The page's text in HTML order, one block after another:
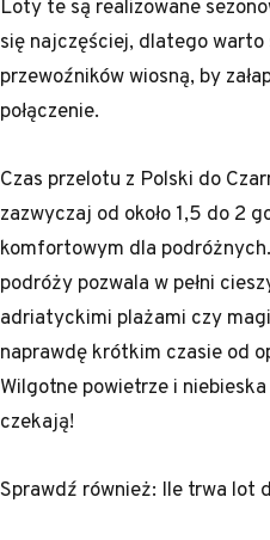
się najczęściej, dlatego
przewoźników wiosną, by
połączenie.
Czas przelotu z Polski do
zazwyczaj od około 1,5 do 2
komfortowym dla
podróży pozwala w pełni
adriatyckimi plażami czy
naprawdę krótkim czasie od
Wilgotne powietrze i
czekają!
Sprawdź również: Ile trwa lot